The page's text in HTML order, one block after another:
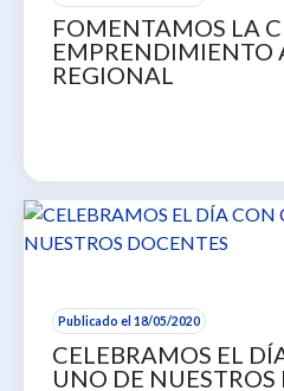
FOMENTAMOS LA
EMPRENDIMIENTO
REGIONAL
Publicado el 18/05/2020
CELEBRAMOS EL
UNO DE NUESTROS